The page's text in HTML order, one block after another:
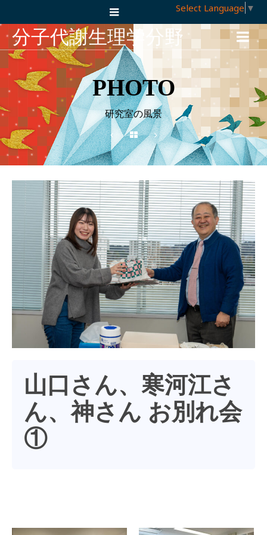
Select Language ▼
分子代謝生理学分野
PHOTO
研究室の風景
山口さん、寒河江さ
ん、神さん お別れ会
①